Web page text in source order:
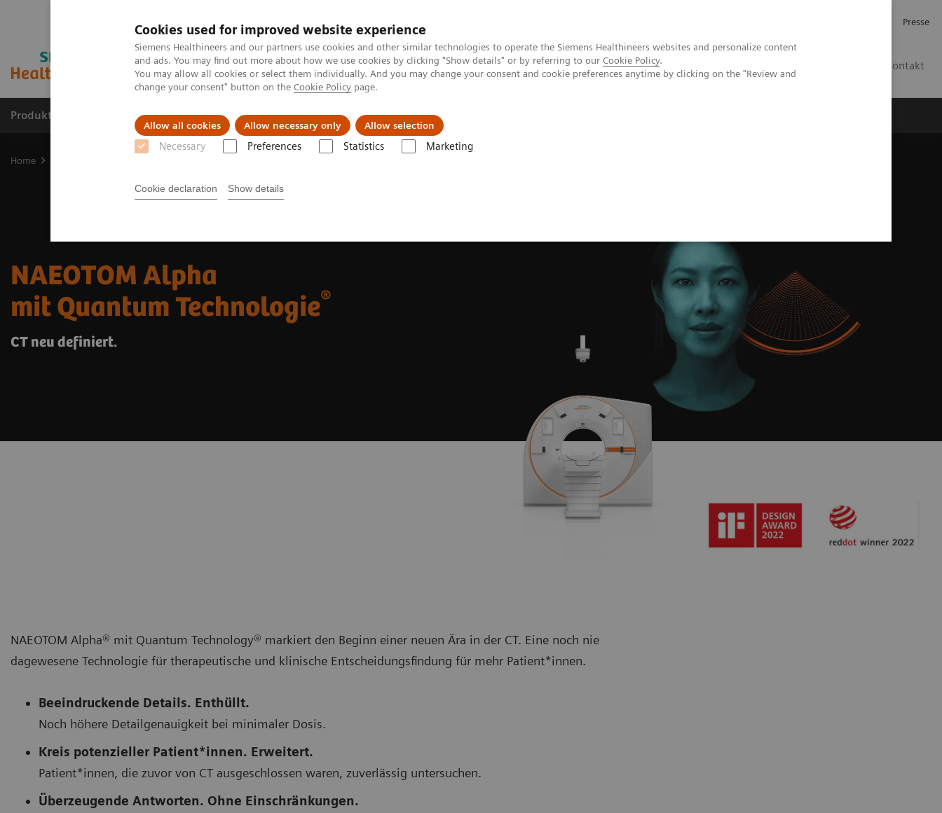
Cookies used for improved website experience
Siemens Healthineers and our partners use cookies and other similar technologies to operate the Siemens Healthineers websites and personalize content
and ads. You may find out more about how we use cookies by clicking "Show details" or by referring to our Cookie Policy.
You may allow all cookies or select them individually. And you may change your consent and cookie preferences anytime by clicking on the "Review and
change your consent" button on the Cookie Policy page.
Allow all cookies Allow necessary only Allow selection
Necessary Preferences Statistics Marketing
Cookie declaration Show details
Presse
Kontakt
Produkte & Services Fachbereiche News & Events Über uns
Home
NAEOTOM Alpha
mit Quantum Technologie®
CT neu definiert.
NAEOTOM Alpha® mit Quantum Technology® markiert den Beginn einer neuen Ära in der CT. Eine noch nie
dagewesene Technologie für therapeutische und klinische Entscheidungsfindung für mehr Patient*innen.
Beeindruckende Details. Enthüllt.
Noch höhere Detailgenauigkeit bei minimaler Dosis.
Kreis potenzieller Patient*innen. Erweitert.
Patient*innen, die zuvor von CT ausgeschlossen waren, zuverlässig untersuchen.
Überzeugende Antworten. Ohne Einschränkungen.